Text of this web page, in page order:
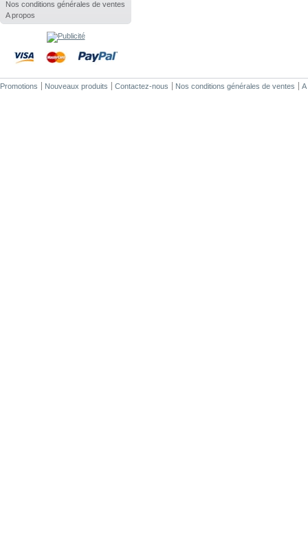
Nos conditions générales de ventes
A propos
Promotions Nouveaux produits Contactez-nous Nos conditions générales de ventes A